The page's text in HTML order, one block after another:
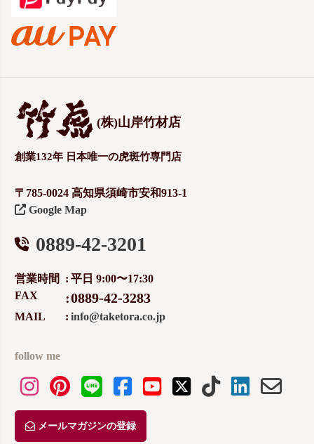
(株)山岸竹材店
創業132年 日本唯一の虎斑竹専門店
〒785-0024 高知県須崎市安和913-1
Google Map
0889-42-3201
営業時間
平日 9:00〜17:30
FAX
0889-42-3283
MAIL info@taketora.co.jp
follow me
メールマガジンの登録